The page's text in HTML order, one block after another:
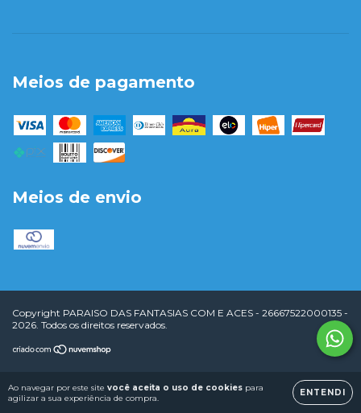
Ao navegar por este site você aceita o uso de cookies para
agilizar a sua experiência de compra.
ENTENDI
Meios de pagamento
Meios de envio
Copyright PARAISO DAS FANTASIAS COM E ACES - 26667522000135 -
2026. Todos os direitos reservados.